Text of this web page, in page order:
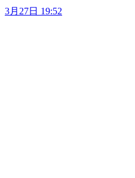
3月27日 19:52